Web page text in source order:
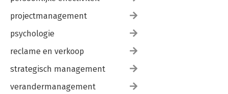
projectmanagement
psychologie
reclame en verkoop
strategisch management
verandermanagement